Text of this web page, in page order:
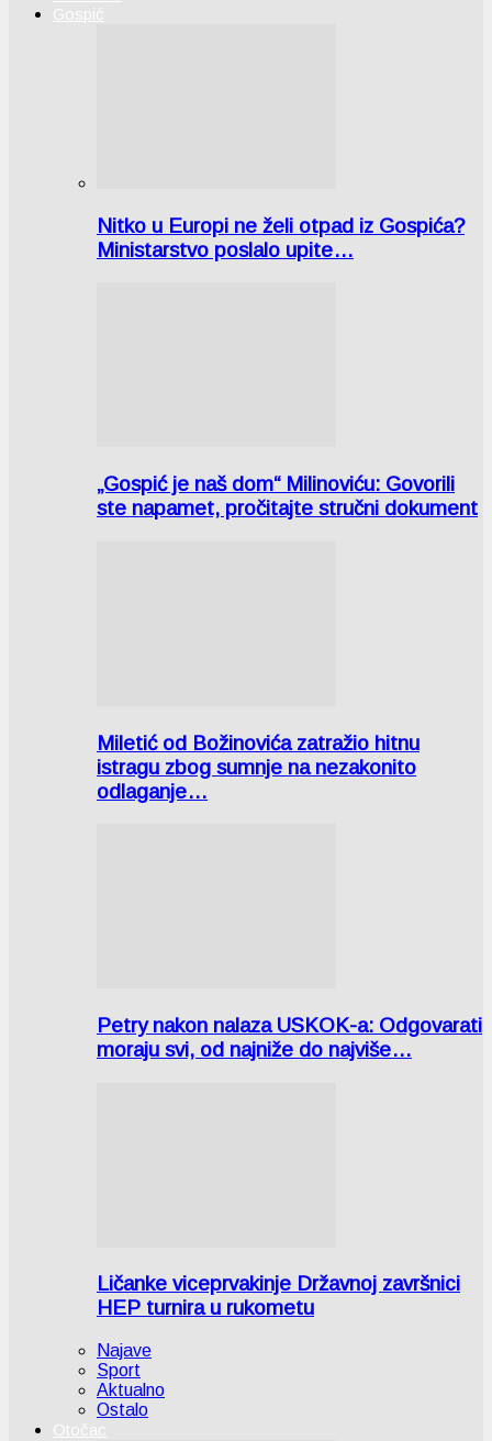
Gospić
Nitko u Europi ne želi otpad iz Gospića?
Ministarstvo poslalo upite…
„Gospić je naš dom“ Milinoviću: Govorili
ste napamet, pročitajte stručni dokument
Miletić od Božinovića zatražio hitnu
istragu zbog sumnje na nezakonito
odlaganje…
Petry nakon nalaza USKOK-a: Odgovarati
moraju svi, od najniže do najviše…
Ličanke viceprvakinje Državnoj završnici
HEP turnira u rukometu
Najave
Sport
Aktualno
Ostalo
Otočac